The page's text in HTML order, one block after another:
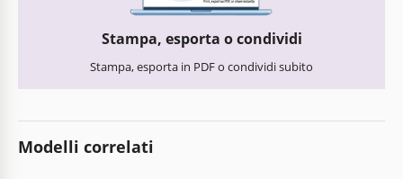
Stampa, esporta o condividi
Stampa, esporta in PDF o condividi subito
Modelli correlati